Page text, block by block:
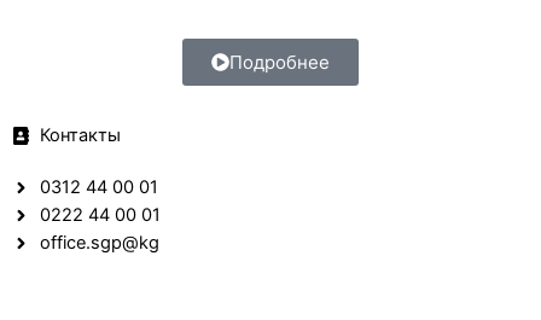
Подробнее
Контакты
0312 44 00 01
0222 44 00 01
office.sgp@kg